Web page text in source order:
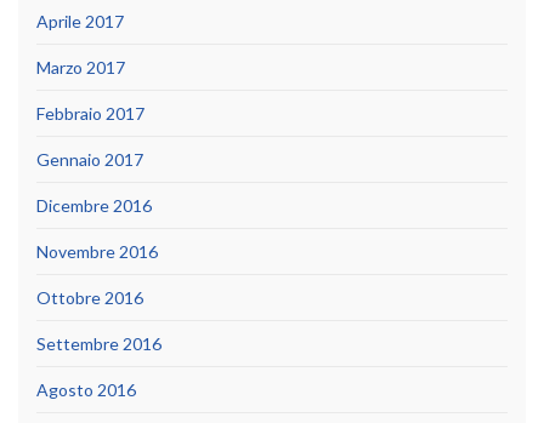
Aprile 2017
Marzo 2017
Febbraio 2017
Gennaio 2017
Dicembre 2016
Novembre 2016
Ottobre 2016
Settembre 2016
Agosto 2016